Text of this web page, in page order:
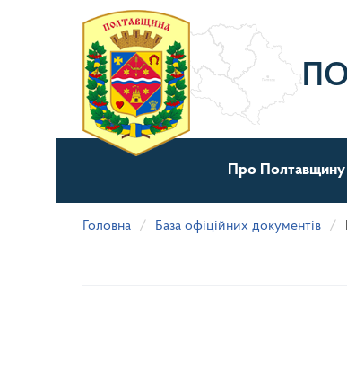
матеріалу
Про Полтавщину
Головна База офіційних документів